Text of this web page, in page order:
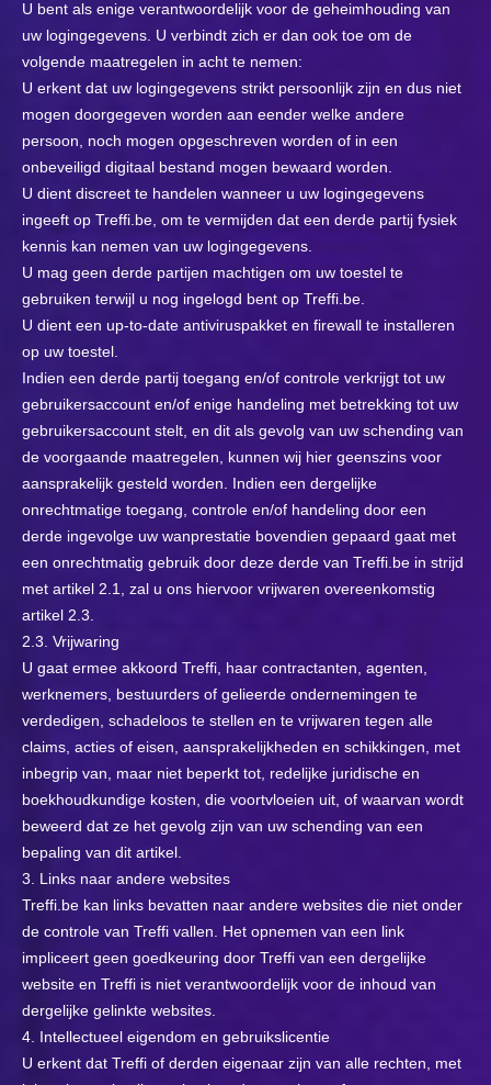
U bent als enige verantwoordelijk voor de geheimhouding van
uw logingegevens. U verbindt zich er dan ook toe om de
volgende maatregelen in acht te nemen:
U erkent dat uw logingegevens strikt persoonlijk zijn en dus niet
mogen doorgegeven worden aan eender welke andere
persoon, noch mogen opgeschreven worden of in een
onbeveiligd digitaal bestand mogen bewaard worden.
U dient discreet te handelen wanneer u uw logingegevens
ingeeft op Treffi.be, om te vermijden dat een derde partij fysiek
kennis kan nemen van uw logingegevens.
U mag geen derde partijen machtigen om uw toestel te
gebruiken terwijl u nog ingelogd bent op Treffi.be.
U dient een up-to-date antiviruspakket en firewall te installeren
op uw toestel.
Indien een derde partij toegang en/of controle verkrijgt tot uw
gebruikersaccount en/of enige handeling met betrekking tot uw
gebruikersaccount stelt, en dit als gevolg van uw schending van
de voorgaande maatregelen, kunnen wij hier geenszins voor
aansprakelijk gesteld worden. Indien een dergelijke
onrechtmatige toegang, controle en/of handeling door een
derde ingevolge uw wanprestatie bovendien gepaard gaat met
een onrechtmatig gebruik door deze derde van Treffi.be in strijd
met artikel 2.1, zal u ons hiervoor vrijwaren overeenkomstig
artikel 2.3.
2.3. Vrijwaring
U gaat ermee akkoord Treffi, haar contractanten, agenten,
werknemers, bestuurders of gelieerde ondernemingen te
verdedigen, schadeloos te stellen en te vrijwaren tegen alle
claims, acties of eisen, aansprakelijkheden en schikkingen, met
inbegrip van, maar niet beperkt tot, redelijke juridische en
boekhoudkundige kosten, die voortvloeien uit, of waarvan wordt
beweerd dat ze het gevolg zijn van uw schending van een
bepaling van dit artikel.
3. Links naar andere websites
Treffi.be kan links bevatten naar andere websites die niet onder
de controle van Treffi vallen. Het opnemen van een link
impliceert geen goedkeuring door Treffi van een dergelijke
website en Treffi is niet verantwoordelijk voor de inhoud van
dergelijke gelinkte websites.
4. Intellectueel eigendom en gebruikslicentie
U erkent dat Treffi of derden eigenaar zijn van alle rechten, met